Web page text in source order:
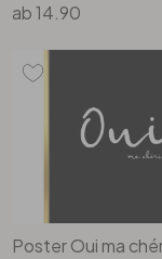
ab14.90
Poster Oui ma